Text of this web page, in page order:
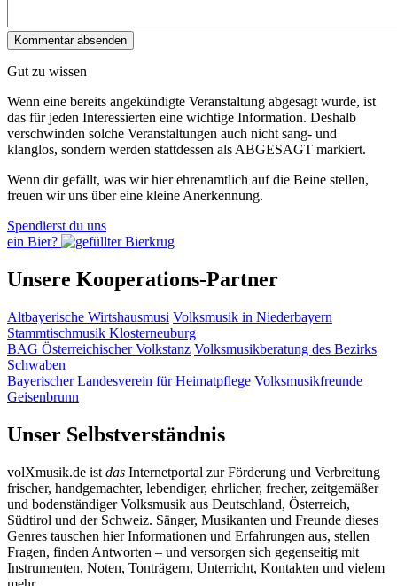
Gut zu wissen
Wenn eine bereits ange­kündigte Veranstaltung abgesagt wurde, ist
das für jeden Interessierten eine wichtige Information. Deshalb
verschwinden solche Veran­staltungen auch nicht sang- und
klanglos, sondern werden statt­dessen alsABGESAGT markiert.
Wenn dir gefällt, was wir hier ehrenamtlich auf die Beine stellen,
freuen wir uns über eine kleine Anerkennung.
Spendierst du uns
ein Bier?
Unsere Kooperations-Partner
Altbayerische Wirtshausmusi Volksmusik in Niederbayern
Stammtischmusik Klosterneuburg
BAG Österreichischer Volkstanz Volksmusikberatung des Bezirks
Schwaben
Bayerischer Landesverein für Heimatpflege Volksmusikfreunde
Geisenbrunn
Unser Selbstverständnis
volXmusik.de ist das Internetportal zur Förderung und Verbreitung
frischer, handgemachter, lebendiger, ehrlicher, frecher, zeitgemäßer
und bodenständiger Volksmusik aus Deutschland, Österreich,
Südtirol und der Schweiz. Sänger, Musikanten und Freunde dieses
Genres tauschen hier Informationen und Erfahrungen aus, stellen
Fragen, finden Antworten – und versorgen sich gegenseitig mit
Instrumenten, Noten, Tonträgern, Unterricht, Kontakten und vielem